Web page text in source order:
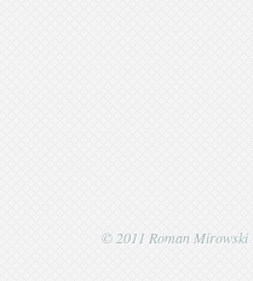
© 2011 Roman